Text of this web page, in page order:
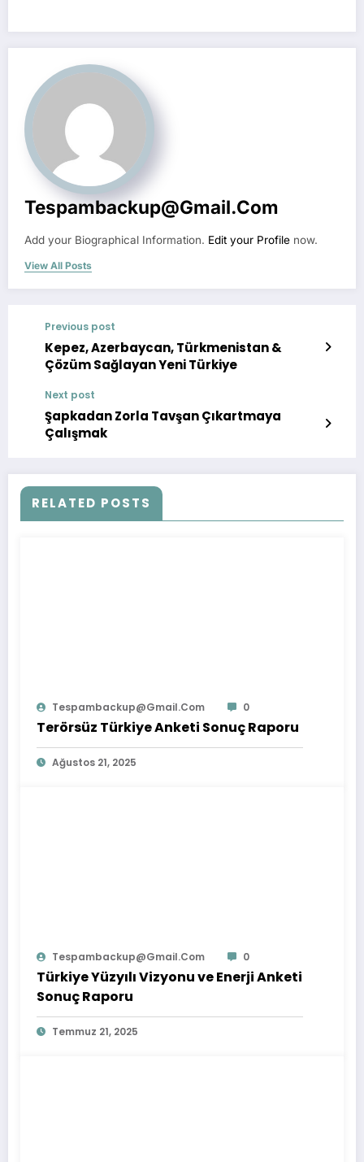
Tespambackup@gmail.com
Add your Biographical Information. Edit your Profile now.
View All Posts
Previous post
Kepez, Azerbaycan, Türkmenistan &
Çözüm Sağlayan Yeni Türkiye
Next post
Şapkadan Zorla Tavşan Çıkartmaya
Çalışmak
RELATED POSTS
Tespambackup@gmail.com 0
Terörsüz Türkiye Anketi Sonuç Raporu
Ağustos 21, 2025
Tespambackup@gmail.com 0
Türkiye Yüzyılı Vizyonu ve Enerji Anketi
Sonuç Raporu
Temmuz 21, 2025